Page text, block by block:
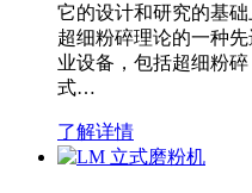
它的设计和研究的基
超细粉碎理论的一种
业设备，包括超细粉
式…
了解详情